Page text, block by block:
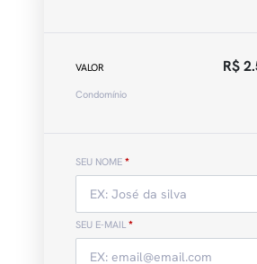
VALOR R$
Condomínio
SEU NOME *
SEU E-MAIL *